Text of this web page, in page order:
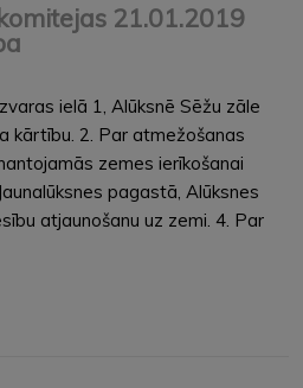
21.01.2019
ielā 1, Alūksnē Sēžu zāle
kārtību. 2. Par atmežošanas
zemes ierīkošanai
pagastā, Alūksnes
atjaunošanu uz zemi. 4. Par